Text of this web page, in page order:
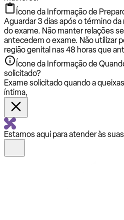
Ícone da Informação de
Aguardar 3 dias após o término
do exame. Não manter relações
antecedem o exame. Não utilizar
região genital nas 48 horas que
Ícone da Informação de
solicitado?
Exame solicitado quando a
íntima,
Estamos aqui para atender às